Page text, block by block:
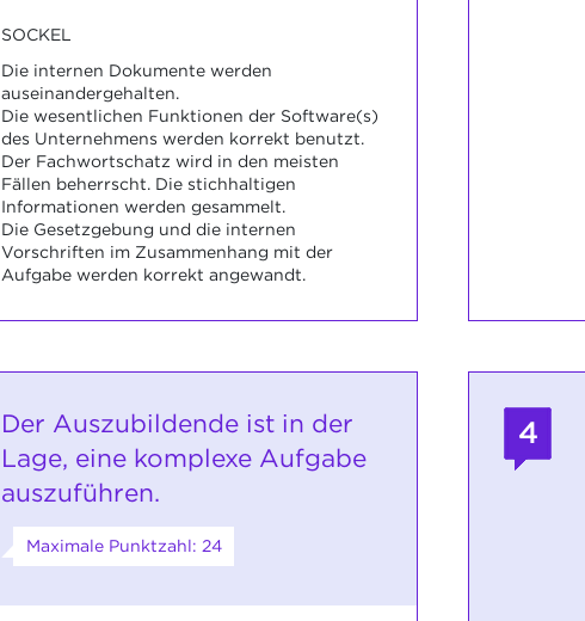
SOCKEL
Die internen Dokumente werden
auseinandergehalten.
Die wesentlichen Funktionen der Software(s)
des Unternehmens werden korrekt benutzt.
Der Fachwortschatz wird in den meisten
Fällen beherrscht. Die stichhaltigen
Informationen werden gesammelt.
Die Gesetzgebung und die internen
Vorschriften im Zusammenhang mit der
Aufgabe werden korrekt angewandt.
Der Auszubildende ist in der
Lage, eine komplexe Aufgabe
auszuführen.
Maximale Punktzahl: 24
4